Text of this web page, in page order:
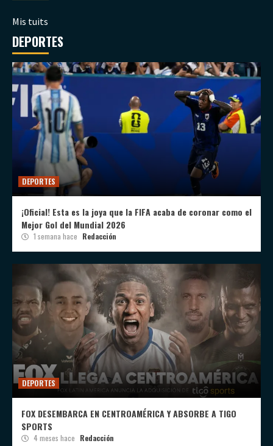
Mis tuits
DEPORTES
DEPORTES
¡Oficial! Esta es la joya que la FIFA acaba de coronar como el
Mejor Gol del Mundial 2026
1 semana hace Redacción
DEPORTES
FOX DESEMBARCA EN CENTROAMÉRICA Y ABSORBE A TIGO
SPORTS
4 meses hace Redacción